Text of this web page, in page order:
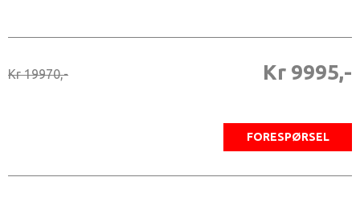
Kr 19970,- Kr 9995,-
FORESPØRSEL